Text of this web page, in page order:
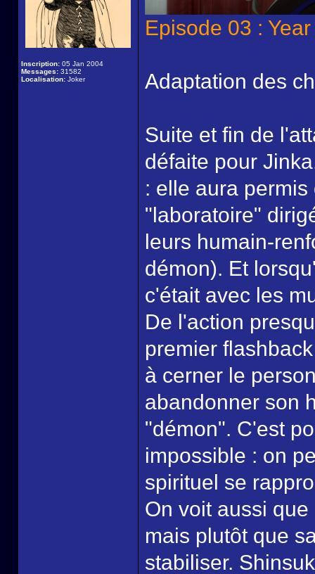
Inscription: 05 Jan 2004
Messages: 31582
Localisation: Joker
Episode 03 :
Adaptation des
Suite et fin de
défaite pour
: elle aura
"laboratoire"
leurs humain-
démon). Et
c'était avec les
De l'action
premier
à cerner le
abandonner son
"démon". C'est
impossible : on
spirituel se
On voit aussi
mais plutôt que
stabiliser.